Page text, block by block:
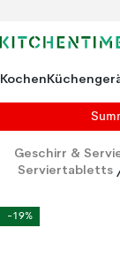
Kochen
Geschirr &
Serviertabletts
-19%